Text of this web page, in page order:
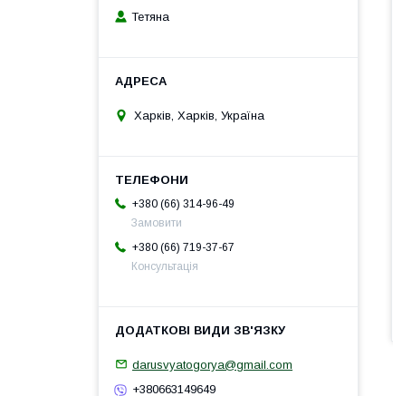
Тетяна
Харків, Харків, Україна
+380 (66) 314-96-49
Замовити
+380 (66) 719-37-67
Консультація
darusvyatogorya@gmail.com
+380663149649